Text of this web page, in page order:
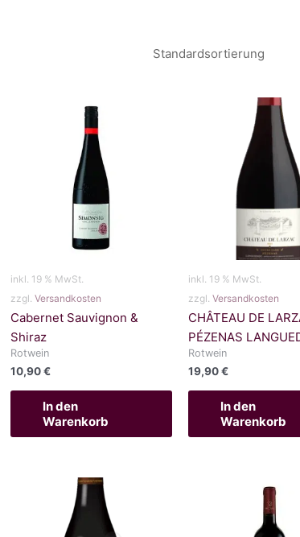
inkl. 19 % MwSt.
zzgl. Versandkosten
Cabernet Sauvignon &
Shiraz
Rotwein
10,90€
In den
Warenkorb
inkl. 19 % MwSt.
zzgl.Versandkosten
CHÂTEAU DE
PÉZENAS
Rotwein
19,90€
In den
Warenkorb